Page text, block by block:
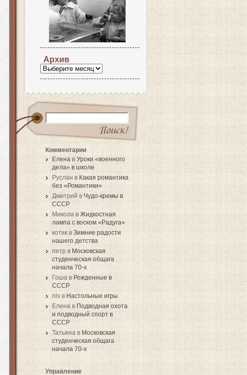
Архив
Комментарии
Елена в Уроки «военного
дела» в школе
Руслан в Какая романтика
без «Романтики»
Дмитрий в Чудо-кремы в
СССР
Микола в Жидкостная
лампа с воском «Радуга»
котик в Зимние радости
нашего детства
петр в Московская
студенческая общага
начала 70-х
Гоша в Рожденные в
СССР
niv в Настольные игры
Елена в Подводная охота
и подводный спорт в
СССР
Татьяна в Московская
студенческая общага
начала 70-х
Управление